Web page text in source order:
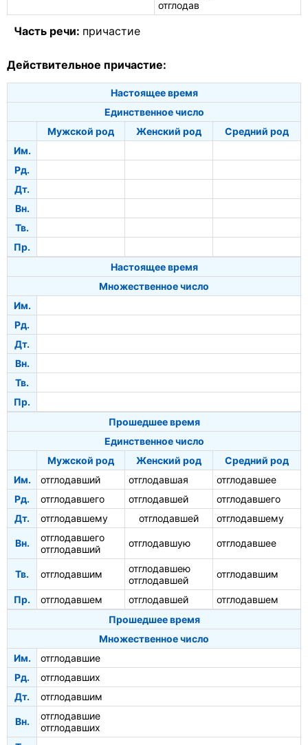
отглодав
Часть речи: причастие
Действительное причастие:
Настоящее время
Единственное число
Мужской род
Женский род
Средний род
Им.
Рд.
Дт.
Вн.
Тв.
Пр.
Настоящее время
Множественное число
Им.
Рд.
Дт.
Вн.
Тв.
Пр.
Прошедшее время
Единственное число
Мужской род
Женский род
Средний род
Им.
отглодавший отглодавшая
отглодавшее
Рд.
отглодавшего отглодавшей
отглодавшего
Дт.
отглодавшему отглодавшей отглодавшему
Вн.
отглодавшего
отглодавший
отглодавшую отглодавшее
Тв. отглодавшим
отглодавшею
отглодавшей
отглодавшим
Пр. отглодавшем отглодавшей
отглодавшем
Прошедшее время
Множественное число
Им.
отглодавшие
Рд.
отглодавших
Дт.
отглодавшим
Вн.
отглодавшие
отглодавших